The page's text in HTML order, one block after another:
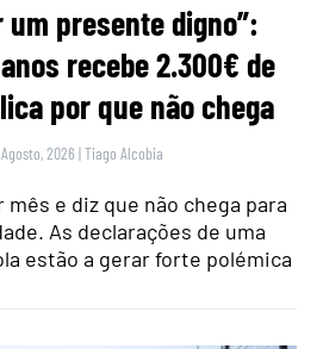
um presente digno”:
recebe 2.300€ de
por que não chega
2026 |Tiago Alcobia
e diz que não chega para
As declarações de uma
estão a gerar forte polémica